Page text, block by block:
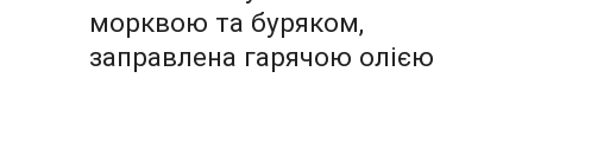
морквою та буряком,
заправлена гарячою олією